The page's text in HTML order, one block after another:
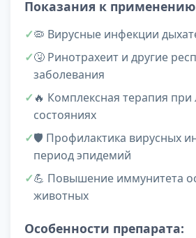
Показания к
🦠 Вирусные инфекции
🤧 Ринотрахеит и другие
заболевания
🔥 Комплексная терапия
состояниях
🛡️ Профилактика вирусных
период эпидемий
💪 Повышение иммунитета
животных
Особенности препарата: